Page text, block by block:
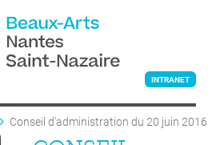
INTRANET
Conseil d'administration du 20 juin 2016